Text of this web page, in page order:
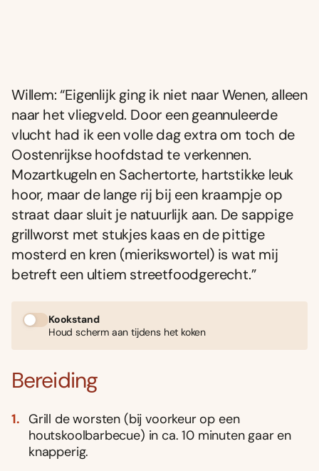
Willem: “Eigenlijk ging ik niet naar Wenen, alleen
naar het vliegveld. Door een geannuleerde
vlucht had ik een volle dag extra om toch de
Oostenrijkse hoofdstad te verkennen.
Mozartkugeln en Sachertorte, hartstikke leuk
hoor, maar de lange rij bij een kraampje op
straat daar sluit je natuurlijk aan. De sappige
grillworst met stukjes kaas en de pittige
mosterd en kren (mierikswortel) is wat mij
betreft een ultiem streetfoodgerecht.”
Kookstand
Houd scherm aan tijdens het koken
Bereiding
Grill de worsten (bij voorkeur op een
houtskoolbarbecue) in ca. 10 minuten gaar en
knapperig.